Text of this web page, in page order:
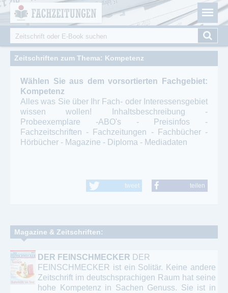
Fachzeitungen.de - Das unabhängige Portal für
Fachmagazine Fachpublikationen & eBooks
Suchformular
Suche
Zeitschriften zum Thema: Kompetenz
Wählen Sie aus dem vorsortierten Fachgebiet:
Kompetenz
Alles was Sie über Ihr Fach- oder Interessensgebiet
wissen wollen! Inhaltsbeschreibung -
Probeexemplare -ABO's - Preisinfos -
Fachzeitschriften - Fachzeitungen - Fachbücher -
Hörbücher - Magazine - Diploma - Mediadaten
tweet teilen
Magazine & Zeitschriften:
DER FEINSCHMECKER DER
FEINSCHMECKER ist ein Solitär. Keine andere
Zeitschrift im deutschsprachigen Raum hat seine
hohe Kompetenz in Sachen Genuss. Sie ist in
Cookie-Einstellungen